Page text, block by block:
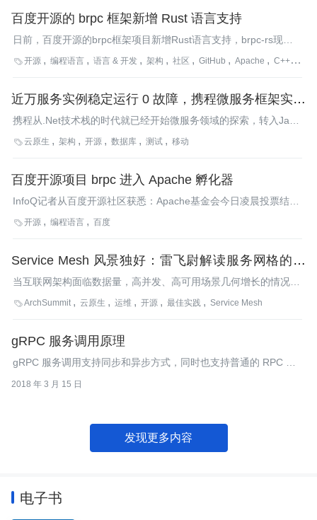
百度开源的 brpc 框架新增 Rust 语言支持
日前，百度开源的brpc框架项目新增Rust语言支持，brpc-rs现已
开源。brpc是百度内部使用最为广泛的RPC框架，以C++语言实
开源 编程语言 语言 & 开发 架构 社区 GitHub Apache C++ Rust
近万服务实例稳定运行 0 故障，携程微服务框架实践
及思考
携程从.Net技术栈的时代就已经开始微服务领域的探索，转入Java
技术栈之后，先是自研微服务框架，然后是高性能的Dubbo。
云原生 架构 开源 数据库 测试 移动
百度开源项目 brpc 进入 Apache 孵化器
InfoQ记者从百度开源社区获悉：Apache基金会今日凌晨投票结
束，baidu-rpc进入Apache孵化器。
开源 编程语言 百度
Service Mesh 风景独好：雷飞尉解读服务网格的实
现方式与具体实践
当互联网架构面临数据量，高并发、高可用场景几何增长的情况，
Service Mesh可以在其中发挥什么样的作用？什么样的场景适合使
ArchSummit 云原生 运维 开源 最佳实践 Service Mesh
gRPC 服务调用原理
gRPC 服务调用支持同步和异步方式，同时也支持普通的 RPC 和
2018 年 3 月 15 日
发现更多内容
电子书